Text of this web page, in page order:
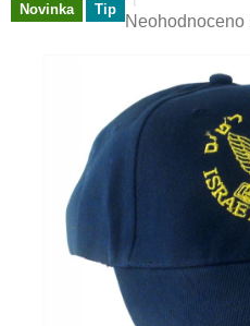
Novinka Tip
Průměrné
0,0
z
hvězdiček.
Neohodnoceno